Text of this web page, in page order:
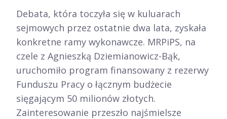
Debata, która toczyła się w kuluarach
sejmowych przez ostatnie dwa lata, zyskała
konkretne ramy wykonawcze. MRPiPS, na
czele z Agnieszką Dziemianowicz-Bąk,
uruchomiło program finansowany z rezerwy
Funduszu Pracy o łącznym budżecie
sięgającym 50 milionów złotych.
Zainteresowanie przeszło najśmielsze